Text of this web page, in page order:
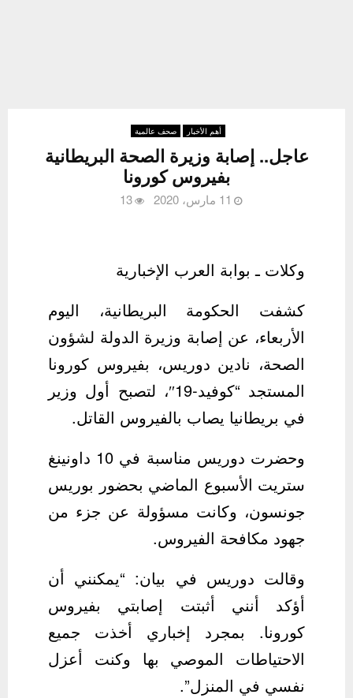
أهم الأخبار صحف عالمية
عاجل.. إصابة وزيرة الصحة البريطانية
بفيروس كورونا
11 مارس، 2020 13
وكلات ـ بوابة العرب الإخبارية
كشفت الحكومة البريطانية، اليوم
الأربعاء، عن إصابة وزيرة الدولة لشؤون
الصحة، نادين دوريس، بفيروس كورونا
المستجد “كوفيد-19″، لتصبح أول وزير
في بريطانيا يصاب بالفيروس القاتل.
وحضرت دوريس مناسبة في 10 داونينغ
ستريت الأسبوع الماضي بحضور بوريس
جونسون، وكانت مسؤولة عن جزء من
جهود مكافحة الفيروس.
وقالت دوريس في بيان: “يمكنني أن
أؤكد أنني أثبتت إصابتي بفيروس
كورونا. بمجرد إخباري أخذت جميع
الاحتياطات الموصي بها وكنت أعزل
نفسي في المنزل”.